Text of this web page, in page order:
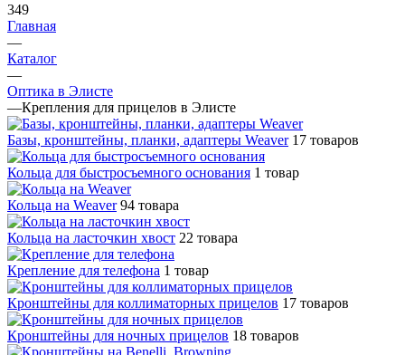
349
Главная
—
Каталог
—
Оптика в Элисте
—Крепления для прицелов в Элисте
Базы, кронштейны, планки, адаптеры Weaver 17 товаров
Кольца для быстросъемного основания 1 товар
Кольца на Weaver 94 товара
Кольца на ласточкин хвост 22 товара
Крепление для телефона 1 товар
Кронштейны для коллиматорных прицелов 17 товаров
Кронштейны для ночных прицелов 18 товаров